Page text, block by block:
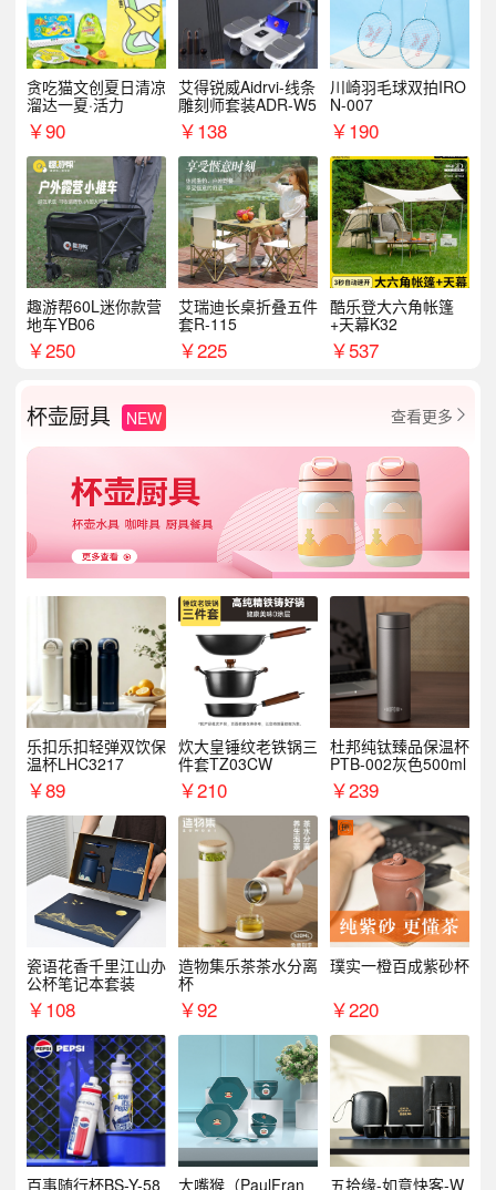
贪吃猫文创夏日清凉
溜达一夏·活力
￥90
艾得锐威Aidrvi-线条
雕刻师套装ADR-W5
￥138
川崎羽毛球双拍IRO
N-007
￥190
趣游帮60L迷你款营
地车YB06
￥250
艾瑞迪长桌折叠五件
套R-115
￥225
酷乐登大六角帐篷
+天幕K32
￥537
杯壶厨具 NEW 查看更多 
乐扣乐扣轻弹双饮保
温杯LHC3217
￥89
炊大皇锤纹老铁锅三
件套TZ03CW
￥210
杜邦纯钛臻品保温杯
PTB-002灰色500ml
￥239
瓷语花香千里江山办
公杯笔记本套装
￥108
造物集乐茶茶水分离
杯
￥92
璞实一橙百成紫砂杯
￥220
百事随行杯BS-Y-58 大嘴猴（PaulFran 五拾缘-如意快客-W